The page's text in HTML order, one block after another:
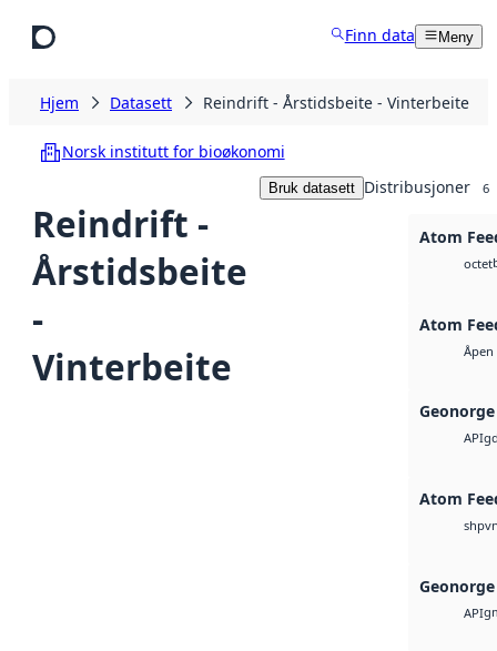
Finn data Meny
Hjem Datasett Reindrift - Årstidsbeite - Vinterbeite
Norsk institutt for bioøkonomi
Reindrift -
Årstidsbeite
-
Vinterbeite
Bruk datasett Distribusjoner 6
Atom
octet
Atom
Åpen
API
Atom
shp
API